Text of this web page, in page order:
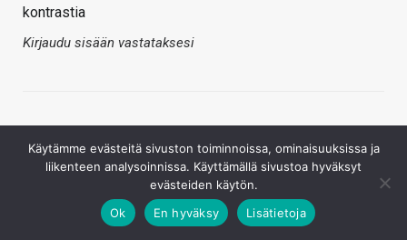
kontrastia
Kirjaudu sisään vastataksesi
Käytämme evästeitä sivuston toiminnoissa, ominaisuuksissa ja
liikenteen analysoinnissa. Käyttämällä sivustoa hyväksyt
evästeiden käytön.
Ok
En hyväksy Lisätietoja